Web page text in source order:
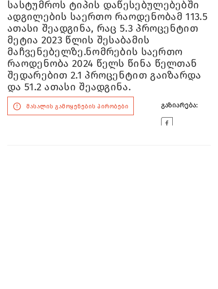
სასტუმროს ტიპის დაწესებულებებში
ადგილების საერთო რაოდენობამ 113.5
ათასი შეადგინა, რაც 5.3 პროცენტით
მეტია 2023 წლის შესაბამის
მაჩვენებელზე.ნომრების საერთო
რაოდენობა 2024 წელს წინა წელთან
შედარებით 2.1 პროცენტით გაიზარდა
და 51.2 ათასი შეადგინა.
მასალის გამოყენების პირობები გაზიარება: